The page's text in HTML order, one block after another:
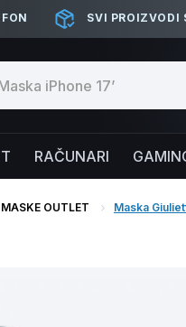
SVI PROIZVODI
RAČUNARI
OUTLET Maska